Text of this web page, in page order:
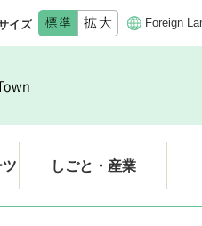
イズ Foreign
しごと・産業